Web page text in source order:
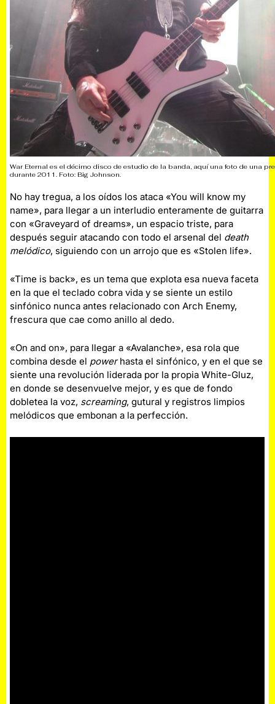
War Eternal es el décimo disco de estudio de la banda, aquí una foto de una
durante 2011. Foto: Big Johnson.
No hay tregua, a los oídos los ataca «You will know my
name», para llegar a un interludio enteramente de guitarra
con «Graveyard of dreams», un espacio triste, para
después seguir atacando con todo el arsenal del death
melódico, siguiendo con un arrojo que es «Stolen life».
«Time is back», es un tema que explota esa nueva faceta
en la que el teclado cobra vida y se siente un estilo
sinfónico nunca antes relacionado con Arch Enemy,
frescura que cae como anillo al dedo.
«On and on», para llegar a «Avalanche», esa rola que
combina desde el powerhasta el sinfónico, y en el que se
siente una revolución liderada por la propia White-Gluz,
en donde se desenvuelve mejor, y es que de fondo
dobletea la voz, screaming, gutural y registros limpios
melódicos que embonan a la perfección.